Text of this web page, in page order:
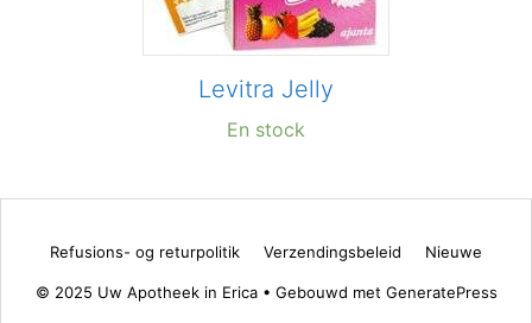
Levitra Jelly
En stock
Refusions- og returpolitik Verzendingsbeleid Nieuwe
© 2025 Uw Apotheek in Erica• Gebouwd met GeneratePress